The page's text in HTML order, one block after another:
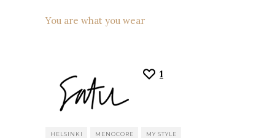
You are what you wear
1
HELSINKI MENOCORE MY STYLE